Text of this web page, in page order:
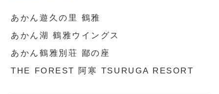
あかん遊久の里 鶴雅
あかん湖 鶴雅ウイングス
あかん鶴雅別荘 鄙の座
THE FOREST 阿寒 TSURUGA RESORT